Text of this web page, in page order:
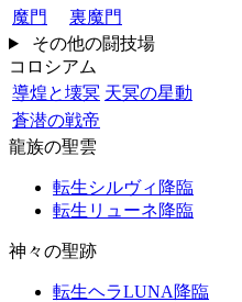
魔門
裏魔門
その他の闘技場
コロシアム
導煌と壊冥 天冥の星動
蒼潜の戦帝
龍族の聖雲
転生シルヴィ降臨
転生リューネ降臨
神々の聖跡
転生ヘラLUNA降臨